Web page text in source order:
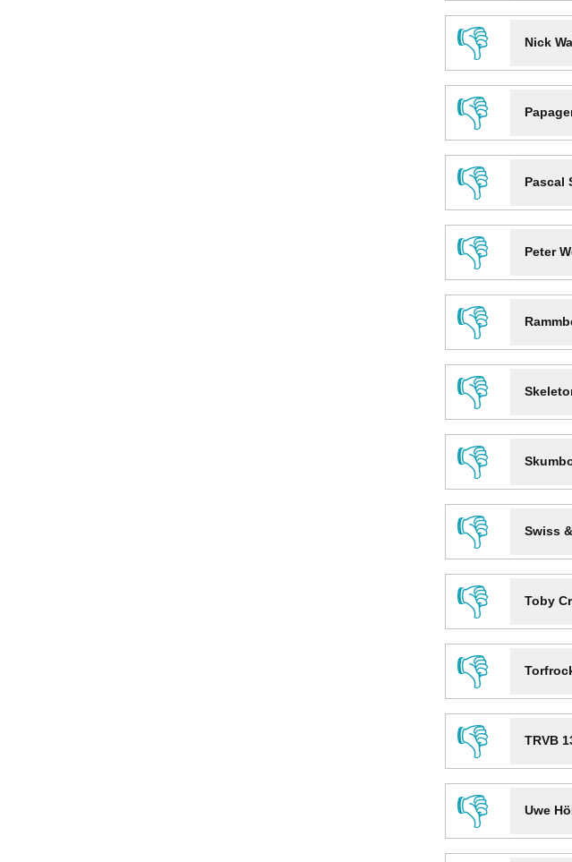
👎
Nick
👎
👎
Pascal
👎
Peter
👎
👎
👎
👎
Swiss
👎
Toby
👎
👎
TRVB
👎
Uwe Höll